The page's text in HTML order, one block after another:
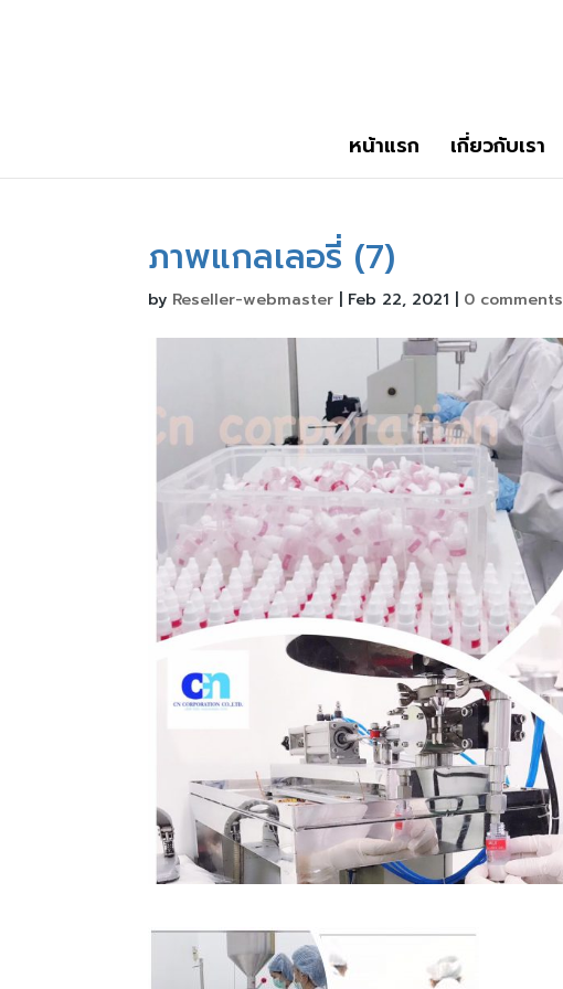
หน้าแรก เกี่ยวกับเรา
ภาพแกลเลอรี่ (7)
by Reseller-webmaster Feb 22, 2021 0 comments